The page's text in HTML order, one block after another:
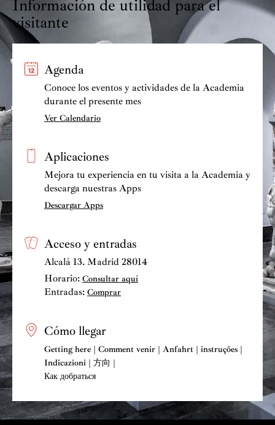
Información de utilidad para el
visitante
Agenda
Conoce los eventos y actividades de la Academia
durante el presente mes
Ver Calendario
Aplicaciones
Mejora tu experiencia en tu visita a la Academia y
descarga nuestras Apps
Descargar Apps
Acceso y entradas
Alcalá 13. Madrid 28014
Horario: Consultar aquí
Entradas: Comprar
Cómo llegar
Getting here | Comment venir | Anfahrt | instruções |
Indicazioni | 方向 |
Как добраться